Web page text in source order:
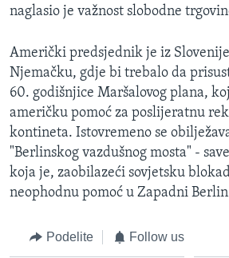
naglasio je važnost slobodne
Američki predsjednik je iz
Njemačku, gdje bi trebalo da
60. godišnjice Maršalovog plana,
američku pomoć za poslijeratnu
kontineta. Istovremeno se
"Berlinskog vazdušnog mosta" -
koja je, zaobilazeći sovjetsku
neophodnu pomoć u Zapadni
Podelite Follow us